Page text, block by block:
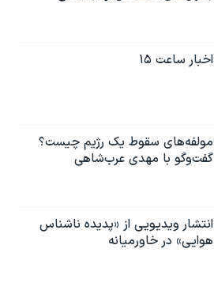
اخبار ساعت ۱۵
مولفه‌های سقوط یک رژیم چیست؟
گفت‌وگو با مهدی عرب‌شاهی
انتشار ویدیویی از «پدیده‌ ناشناس
هوایی» در خاورمیانه